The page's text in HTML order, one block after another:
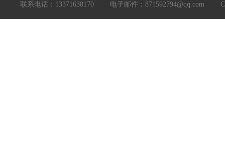
联系电话：13371638170 电子邮件：871592794@qq.com